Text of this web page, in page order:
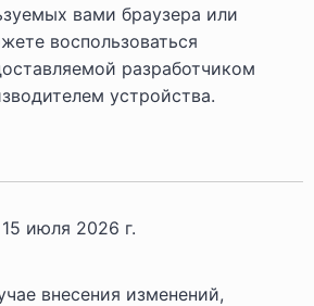
вами браузера или
воспользоваться
разработчиком
устройства.
15 июля 2026 г.
внесения изменений,